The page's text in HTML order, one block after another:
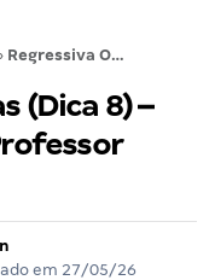
Regressiva OAB 31 dias (Dica 8) – Direito do Trabalho: Professor Stevão Gandh
(Dica 8) –
em 27/05/26